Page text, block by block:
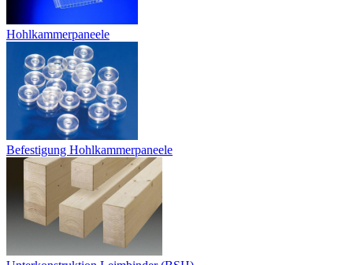
Hohlkammerpaneele
Befestigung Hohlkammerpaneele